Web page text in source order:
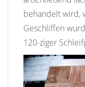
behandelt wird,
Geschliffen
120-ziger